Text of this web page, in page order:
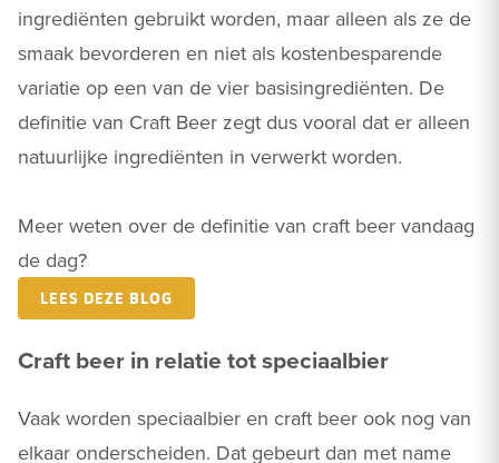
ingrediënten gebruikt worden, maar alleen als ze de
smaak bevorderen en niet als kostenbesparende
variatie op een van de vier basisingrediënten. De
definitie van Craft Beer zegt dus vooral dat er alleen
natuurlijke ingrediënten in verwerkt worden.
Meer weten over de definitie van craft beer vandaag
de dag?
LEES DEZE BLOG
Craft beer in relatie tot speciaalbier
Vaak worden speciaalbier en craft beer ook nog van
elkaar onderscheiden. Dat gebeurt dan met name